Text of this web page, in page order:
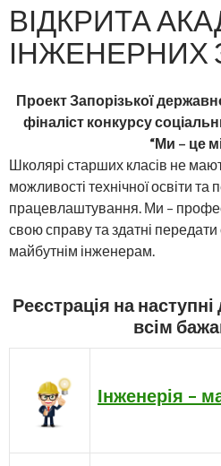
ВІДКРИТА
ІНЖЕНЕРНИХ
Проект Запорізької
фіналіст конкурсу
“Ми – це
Школярі старших класів не
можливості технічної освіти та
працевлаштування. Ми –
свою справу та здатні
майбутнім інженерам.
Реєстрація на
всім
Інженерія –